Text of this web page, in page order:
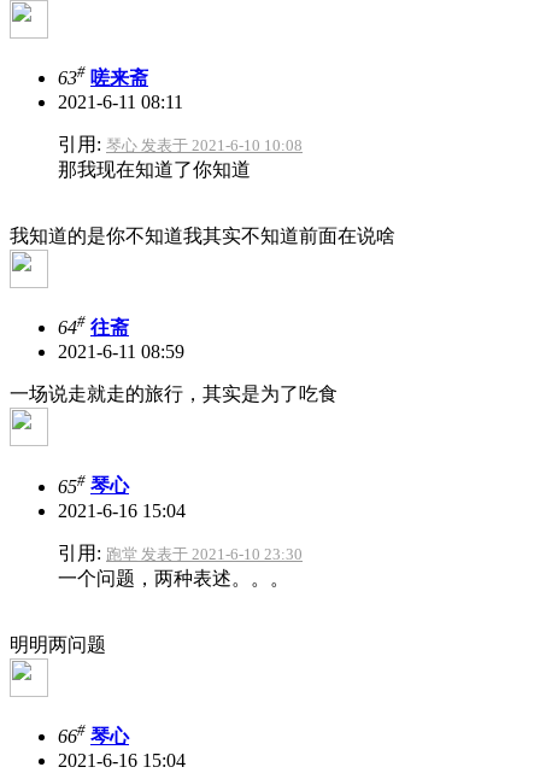
63# 嗟来斋
2021-6-11 08:11
引用: 琴心 发表于 2021-6-10 10:08
那我现在知道了你知道
我知道的是你不知道我其实不知道前面在说啥
64# 往斋
2021-6-11 08:59
一场说走就走的旅行，其实是为了吃食
65# 琴心
2021-6-16 15:04
引用: 跑堂 发表于 2021-6-10 23:30
一个问题，两种表述。。。
明明两问题
66# 琴心
2021-6-16 15:04